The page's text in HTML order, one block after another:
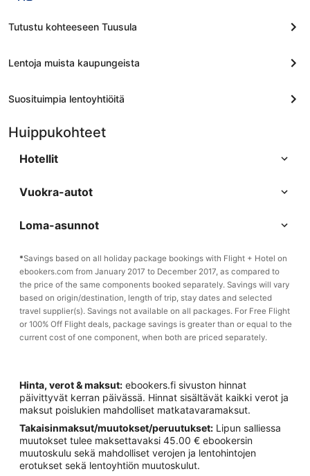
Tutustu kohteeseen Tuusula
Lentoja muista kaupungeista
Suosituimpia lentoyhtiöitä
Huippukohteet
Hotellit
Vuokra-autot
Loma-asunnot
*Savings based on all holiday package bookings with Flight + Hotel on
ebookers.com from January 2017 to December 2017, as compared to
the price of the same components booked separately. Savings will vary
based on origin/destination, length of trip, stay dates and selected
travel supplier(s). Savings not available on all packages. For Free Flight
or 100% Off Flight deals, package savings is greater than or equal to the
current cost of one component, when both are priced separately.
Hinta, verot & maksut: ebookers.fi sivuston hinnat
päivittyvät kerran päivässä. Hinnat sisältävät kaikki verot ja
maksut poislukien mahdolliset matkatavaramaksut.
Takaisinmaksut/muutokset/peruutukset: Lipun salliessa
muutokset tulee maksettavaksi 45.00 € ebookersin
muutoskulu sekä mahdolliset verojen ja lentohintojen
erotukset sekä lentoyhtiön muutoskulut.